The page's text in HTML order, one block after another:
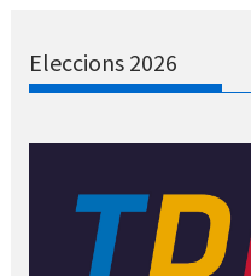
Eleccions 2026